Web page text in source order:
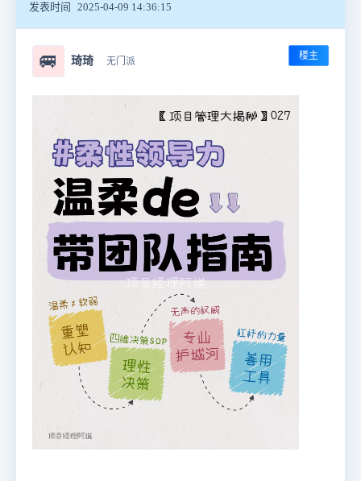
发表时间
2025-04-09 14:36:15
🚐 琦琦 无门派 楼主